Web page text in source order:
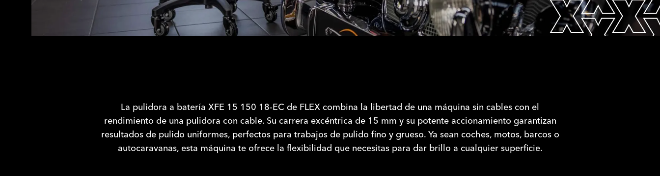
La pulidora a batería XFE 15 150 18-EC de FLEX combina la libertad de una máquina sin cables con el
rendimiento de una pulidora con cable. Su carrera excéntrica de 15 mm y su potente accionamiento garantizan
resultados de pulido uniformes, perfectos para trabajos de pulido fino y grueso. Ya sean coches, motos, barcos o
autocaravanas, esta máquina te ofrece la flexibilidad que necesitas para dar brillo a cualquier superficie.